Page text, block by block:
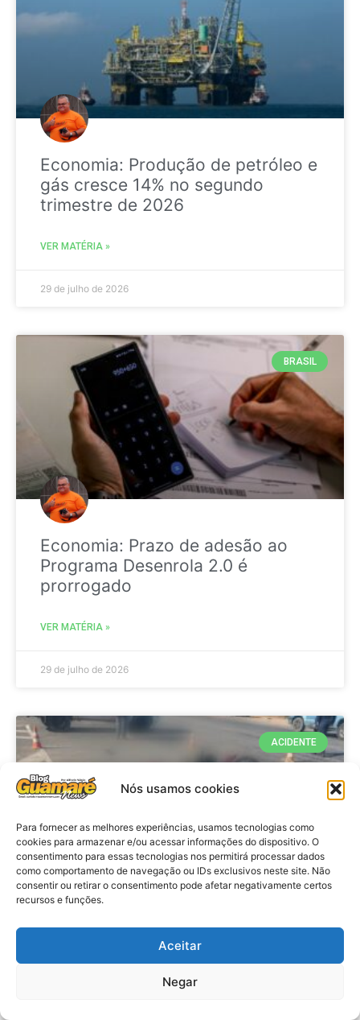
Nós usamos cookies
Para fornecer as melhores experiências, usamos tecnologias como
cookies para armazenar e/ou acessar informações do dispositivo. O
consentimento para essas tecnologias nos permitirá processar dados
como comportamento de navegação ou IDs exclusivos neste site. Não
consentir ou retirar o consentimento pode afetar negativamente certos
recursos e funções.
Aceitar
Negar
Economia: Produção de petróleo e
gás cresce 14% no segundo
trimestre de 2026
VER MATÉRIA »
29 de julho de 2026
BRASIL
Economia: Prazo de adesão ao
Programa Desenrola 2.0 é
prorrogado
VER MATÉRIA »
29 de julho de 2026
ACIDENTE
Acidente: A caminho do trabalho
professora se envolve em
acidente e vai a obito na RN 118
no Alto do Rodrigues, RN